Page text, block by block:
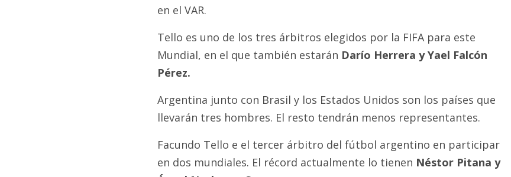
en el VAR.
Tello es uno de los tres árbitros elegidos por la FIFA para este
Mundial, en el que también estarán Darío Herrera y Yael Falcón
Pérez.
Argentina junto con Brasil y los Estados Unidos son los países que
llevarán tres hombres. El resto tendrán menos representantes.
Facundo Tello e el tercer árbitro del fútbol argentino en participar
en dos mundiales. El récord actualmente lo tienen Néstor Pitana y